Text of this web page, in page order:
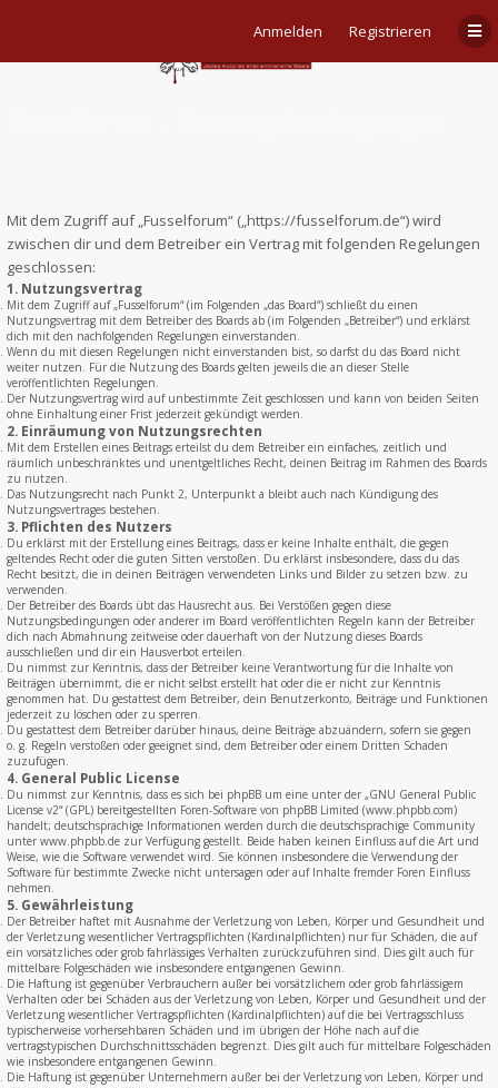
Anmelden Registrieren
Mit dem Zugriff auf „Fusselforum“ („https://fusselforum.de“) wird
zwischen dir und dem Betreiber ein Vertrag mit folgenden Regelungen
geschlossen:
1. Nutzungsvertrag
Mit dem Zugriff auf „Fusselforum“ (im Folgenden „das Board“) schließt du einen
Nutzungsvertrag mit dem Betreiber des Boards ab (im Folgenden „Betreiber“) und erklärst
dich mit den nachfolgenden Regelungen einverstanden.
Wenn du mit diesen Regelungen nicht einverstanden bist, so darfst du das Board nicht
weiter nutzen. Für die Nutzung des Boards gelten jeweils die an dieser Stelle
veröffentlichten Regelungen.
Der Nutzungsvertrag wird auf unbestimmte Zeit geschlossen und kann von beiden Seiten
ohne Einhaltung einer Frist jederzeit gekündigt werden.
2. Einräumung von Nutzungsrechten
Mit dem Erstellen eines Beitrags erteilst du dem Betreiber ein einfaches, zeitlich und
räumlich unbeschränktes und unentgeltliches Recht, deinen Beitrag im Rahmen des Boards
zu nutzen.
Das Nutzungsrecht nach Punkt 2, Unterpunkt a bleibt auch nach Kündigung des
Nutzungsvertrages bestehen.
3. Pflichten des Nutzers
Du erklärst mit der Erstellung eines Beitrags, dass er keine Inhalte enthält, die gegen
geltendes Recht oder die guten Sitten verstoßen. Du erklärst insbesondere, dass du das
Recht besitzt, die in deinen Beiträgen verwendeten Links und Bilder zu setzen bzw. zu
verwenden.
Der Betreiber des Boards übt das Hausrecht aus. Bei Verstößen gegen diese
Nutzungsbedingungen oder anderer im Board veröffentlichten Regeln kann der Betreiber
dich nach Abmahnung zeitweise oder dauerhaft von der Nutzung dieses Boards
ausschließen und dir ein Hausverbot erteilen.
Du nimmst zur Kenntnis, dass der Betreiber keine Verantwortung für die Inhalte von
Beiträgen übernimmt, die er nicht selbst erstellt hat oder die er nicht zur Kenntnis
genommen hat. Du gestattest dem Betreiber, dein Benutzerkonto, Beiträge und Funktionen
jederzeit zu löschen oder zu sperren.
Du gestattest dem Betreiber darüber hinaus, deine Beiträge abzuändern, sofern sie gegen
o. g. Regeln verstoßen oder geeignet sind, dem Betreiber oder einem Dritten Schaden
zuzufügen.
4. General Public License
Du nimmst zur Kenntnis, dass es sich bei phpBB um eine unter der „GNU General Public
License v2“ (GPL) bereitgestellten Foren-Software von phpBB Limited (www.phpbb.com)
handelt; deutschsprachige Informationen werden durch die deutschsprachige Community
unter www.phpbb.de zur Verfügung gestellt. Beide haben keinen Einfluss auf die Art und
Weise, wie die Software verwendet wird. Sie können insbesondere die Verwendung der
Software für bestimmte Zwecke nicht untersagen oder auf Inhalte fremder Foren Einfluss
nehmen.
5. Gewährleistung
Der Betreiber haftet mit Ausnahme der Verletzung von Leben, Körper und Gesundheit und
der Verletzung wesentlicher Vertragspflichten (Kardinalpflichten) nur für Schäden, die auf
ein vorsätzliches oder grob fahrlässiges Verhalten zurückzuführen sind. Dies gilt auch für
mittelbare Folgeschäden wie insbesondere entgangenen Gewinn.
Die Haftung ist gegenüber Verbrauchern außer bei vorsätzlichem oder grob fahrlässigem
Verhalten oder bei Schäden aus der Verletzung von Leben, Körper und Gesundheit und der
Verletzung wesentlicher Vertragspflichten (Kardinalpflichten) auf die bei Vertragsschluss
typischerweise vorhersehbaren Schäden und im übrigen der Höhe nach auf die
vertragstypischen Durchschnittsschäden begrenzt. Dies gilt auch für mittelbare Folgeschäden
wie insbesondere entgangenen Gewinn.
Die Haftung ist gegenüber Unternehmern außer bei der Verletzung von Leben, Körper und